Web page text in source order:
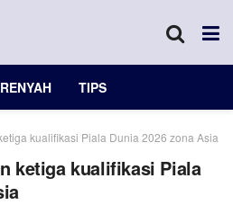
RENYAH TIPS
kualifikasi Piala Dunia 2026 zona Asia
ketiga kualifikasi Piala